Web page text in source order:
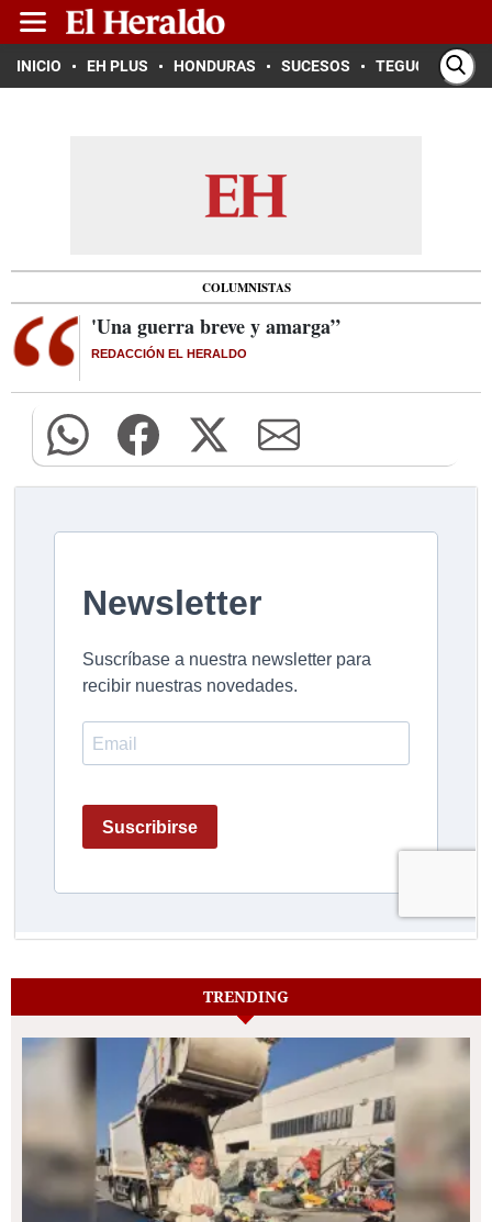
INICIO EH PLUS HONDURAS SUCESOS TEGUCIGALPA
COLUMNISTAS
'Una guerra breve y amarga”
REDACCIÓN EL HERALDO
TRENDING